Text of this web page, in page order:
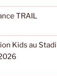
TRAIL
Kids au